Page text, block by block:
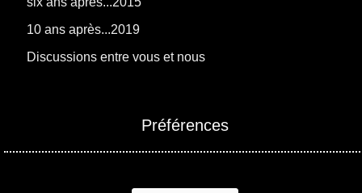
10 ans après...2019
Discussions entre vous et nous
Préférences